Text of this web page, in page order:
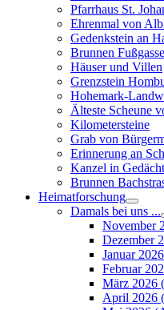
Pfarrhaus St.
Ehrenmal von
Gedenkstein an
Brunnen Fußgasse
Häuser und Villen
Grenzstein
Hohemark-
Älteste Scheune
Kilometersteine
Grab von
Erinnerung an
Kanzel in
Brunnen
Heimatforschung
Damals bei uns ...
November
Dezember
Januar
Februar
März 2026
April 2026